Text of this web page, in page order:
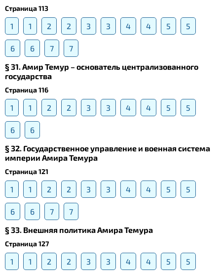
Страница 113
1 1 2 2 3 3 4 4 5 5
6 6 7
7
§ 31. Амир Темур – основатель централизованного
государства
Страница 116
1 1 2 2 3 3 4 4 5 5
6
6
§ 32. Государственное управление и военная система
империи Амира Темура
Страница 121
1 1 2 2 3 3 4 4 5 5
6 6 7
7
§ 33. Внешняя политика Амира Темура
Страница 127
1 1 2 2 3 3 4 4 5 5